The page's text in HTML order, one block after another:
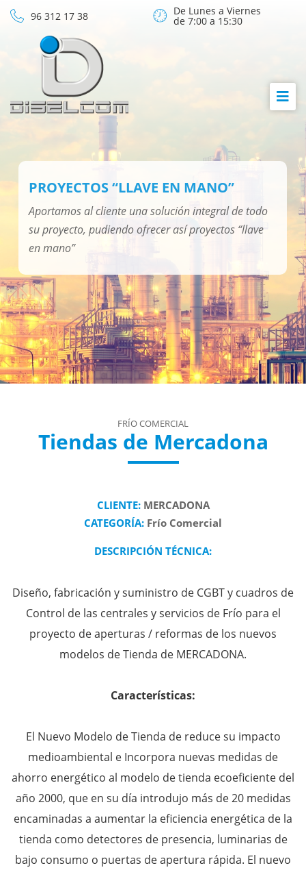
96 312 17 38 De Lunes a Viernes
de 7:00 a 15:30
PROYECTOS “LLAVE EN MANO”
Aportamos al cliente una solución integral de todo
su proyecto, pudiendo ofrecer así proyectos “llave
en mano”
FRÍO COMERCIAL
Tiendas de Mercadona
CLIENTE: MERCADONA
CATEGORÍA: Frío Comercial
DESCRIPCIÓN TÉCNICA:
Diseño, fabricación y suministro de CGBT y cuadros de
Control de las centrales y servicios de Frío para el
proyecto de aperturas / reformas de los nuevos
modelos de Tienda de MERCADONA.
Características:
El Nuevo Modelo de Tienda de reduce su impacto
medioambiental e Incorpora nuevas medidas de
ahorro energético al modelo de tienda ecoeficiente del
año 2000, que en su día introdujo más de 20 medidas
encaminadas a aumentar la eficiencia energética de la
tienda como detectores de presencia, luminarias de
bajo consumo o puertas de apertura rápida. El nuevo